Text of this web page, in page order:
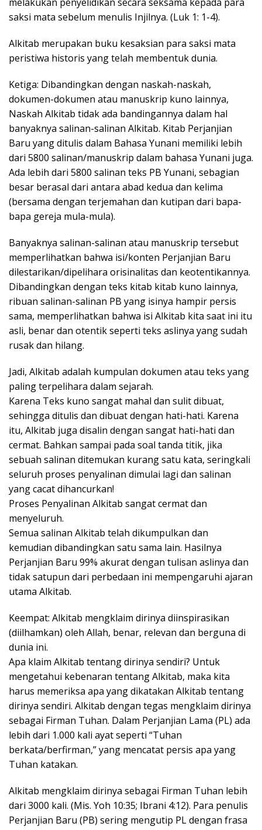
saksi mata sebelum menulis Injilnya. (Luk 1: 1-4).
Alkitab merupakan buku kesaksian para saksi mata
peristiwa historis yang telah membentuk dunia.
Ketiga: Dibandingkan dengan naskah-naskah,
dokumen-dokumen atau manuskrip kuno lainnya,
Naskah Alkitab tidak ada bandingannya dalam hal
banyaknya salinan-salinan Alkitab. Kitab Perjanjian
Baru yang ditulis dalam Bahasa Yunani memiliki lebih
dari 5800 salinan/manuskrip dalam bahasa Yunani juga.
Ada lebih dari 5800 salinan teks PB Yunani, sebagian
besar berasal dari antara abad kedua dan kelima
(bersama dengan terjemahan dan kutipan dari bapa-
bapa gereja mula-mula).
Banyaknya salinan-salinan atau manuskrip tersebut
memperlihatkan bahwa isi/konten Perjanjian Baru
dilestarikan/dipelihara orisinalitas dan keotentikannya.
Dibandingkan dengan teks kitab kitab kuno lainnya,
ribuan salinan-salinan PB yang isinya hampir persis
sama, memperlihatkan bahwa isi Alkitab kita saat ini itu
asli, benar dan otentik seperti teks aslinya yang sudah
rusak dan hilang.
Jadi, Alkitab adalah kumpulan dokumen atau teks yang
paling terpelihara dalam sejarah.
Karena Teks kuno sangat mahal dan sulit dibuat,
sehingga ditulis dan dibuat dengan hati-hati. Karena
itu, Alkitab juga disalin dengan sangat hati-hati dan
cermat. Bahkan sampai pada soal tanda titik, jika
sebuah salinan ditemukan kurang satu kata, seringkali
seluruh proses penyalinan dimulai lagi dan salinan
yang cacat dihancurkan!
Proses Penyalinan Alkitab sangat cermat dan
menyeluruh.
Semua salinan Alkitab telah dikumpulkan dan
kemudian dibandingkan satu sama lain. Hasilnya
Perjanjian Baru 99% akurat dengan tulisan aslinya dan
tidak satupun dari perbedaan ini mempengaruhi ajaran
utama Alkitab.
Keempat: Alkitab mengklaim dirinya diinspirasikan
(diilhamkan) oleh Allah, benar, relevan dan berguna di
dunia ini.
Apa klaim Alkitab tentang dirinya sendiri? Untuk
mengetahui kebenaran tentang Alkitab, maka kita
harus memeriksa apa yang dikatakan Alkitab tentang
dirinya sendiri. Alkitab dengan tegas mengklaim dirinya
sebagai Firman Tuhan. Dalam Perjanjian Lama (PL) ada
lebih dari 1.000 kali ayat seperti “Tuhan
berkata/berfirman,” yang mencatat persis apa yang
Tuhan katakan.
Alkitab mengklaim dirinya sebagai Firman Tuhan lebih
dari 3000 kali. (Mis. Yoh 10:35; Ibrani 4:12). Para penulis
Perjanjian Baru (PB) sering mengutip PL dengan frasa